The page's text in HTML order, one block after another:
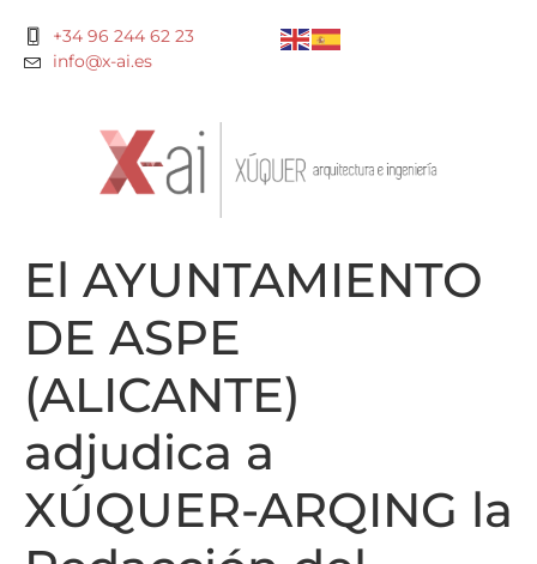
+34 96 244 62 23
info@x-ai.es
El AYUNTAMIENTO
DE ASPE
(ALICANTE)
adjudica a
XÚQUER-ARQING la